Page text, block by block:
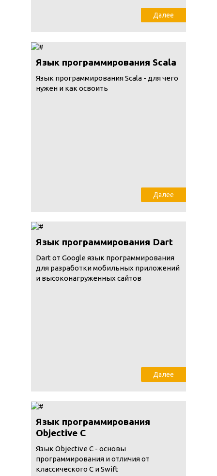
Далее
Язык программирования Scala
Язык программирования Scala - для чего
нужен и как освоить
Далее
Язык программирования Dart
Dart от Google язык программирования
для разработки мобильных приложений
и высоконагруженных сайтов
Далее
Язык программирования
Objective C
Язык Objective C - основы
программирования и отличия от
классического С и Swift